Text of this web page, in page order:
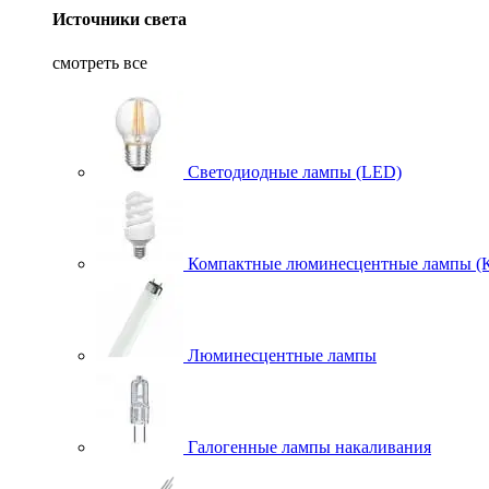
Источники света
смотреть все
Светодиодные лампы (LED)
Компактные люминесцентные лампы
Люминесцентные лампы
Галогенные лампы накаливания